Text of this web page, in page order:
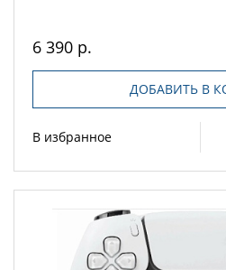
6 390 р.
ДОБАВИТЬ В
В избранное